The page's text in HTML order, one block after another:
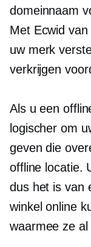
domeinnaam
Met Ecwid
uw merk
verkrijgen
Als u een
logischer om
geven die
offline locatie.
dus het is van
winkel online
waarmee ze al